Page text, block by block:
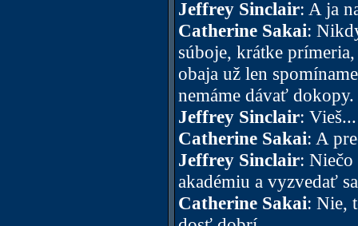
Jeffrey Sinclair: A ja
Catherine Sakai:
súboje, krátke
obaja už len
nemáme dávať dokopy.
Jeffrey Sinclair: Vieš...
Catherine Sakai: A
Jeffrey Sinclair:
akadémiu a vyzvedať
Catherine Sakai: Nie,